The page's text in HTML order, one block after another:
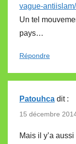
vague-
Un tel
pays…
Répondre
Patouhca dit :
15 décembre
Mais il y’a